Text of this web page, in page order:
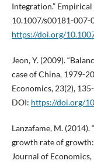
Integration.”
10.1007/s00181-007-
https://doi.org/
Jeon, Y. (2009).
case of China, 1979-
Economics, 23(2),
DOI: https://doi.org/
Lanzafame, M.
growth rate of growth:
Journal of